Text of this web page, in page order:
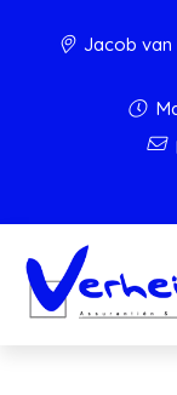
Jacob van